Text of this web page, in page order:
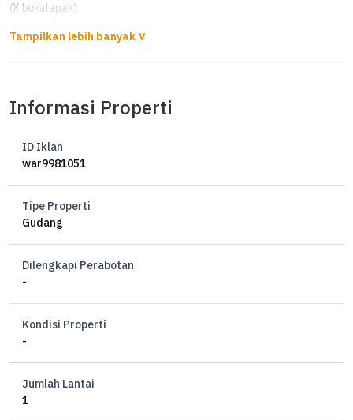
(X bukalapak)
minimal 2 thn
Informasi Properti
ID Iklan
war9981051
Tipe Properti
Gudang
Dilengkapi Perabotan
-
Kondisi Properti
-
Jumlah Lantai
1